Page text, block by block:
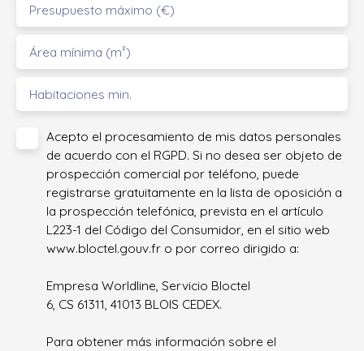
Presupuesto máximo (€)
Área mínima (m²)
Habitaciones min.
Acepto el procesamiento de mis datos personales
de acuerdo con el RGPD. Si no desea ser objeto de
prospección comercial por teléfono, puede
registrarse gratuitamente en la lista de oposición a
la prospección telefónica, prevista en el artículo
L223-1 del Código del Consumidor, en el sitio web
www.bloctel.gouv.fr o por correo dirigido a:
Empresa Worldline, Servicio Bloctel
6, CS 61311, 41013 BLOIS CEDEX.
Para obtener más información sobre el